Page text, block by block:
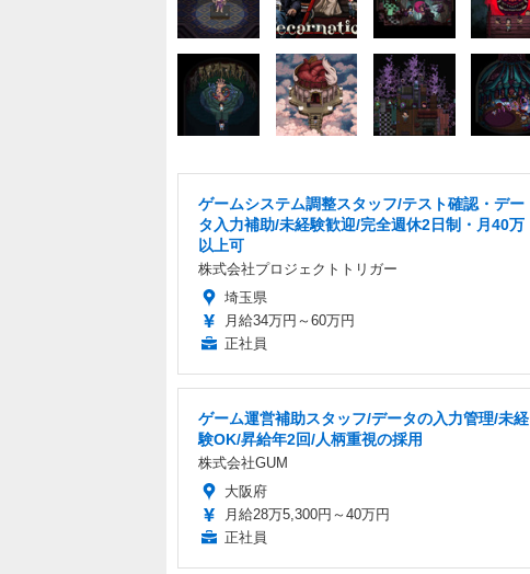
ゲームシステム調整スタッフ/テスト確認・デー
タ入力補助/未経験歓迎/完全週休2日制・月40万
以上可
株式会社プロジェクトトリガー
埼玉県
月給34万円～60万円
正社員
ゲーム運営補助スタッフ/データの入力管理/未経
験OK/昇給年2回/人柄重視の採用
株式会社GUM
大阪府
月給28万5,300円～40万円
正社員